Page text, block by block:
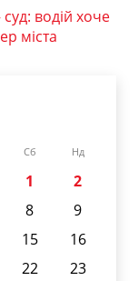
водій хоче
міста
Сб Нд
1
2
8
9
15
16
22
23